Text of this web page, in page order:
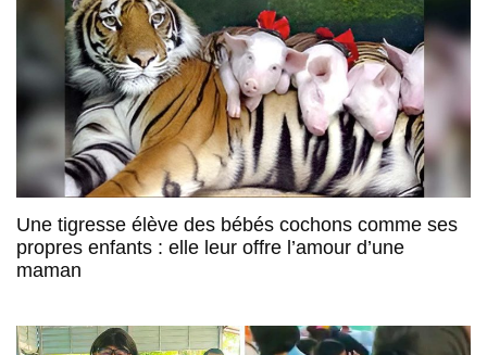
Une tigresse élève des bébés cochons comme ses
propres enfants : elle leur offre l’amour d’une
maman